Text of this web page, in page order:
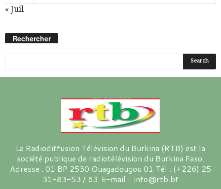
« Juil
Rechercher
La Radiodiffusion Télévision du Burkina (RTB) est la
société publique de radiotélévision du Burkina Faso.
Adresse : 01 BP 2530 Ouagadougou 01 Tél : (+226) 25
31-83-53 / 63 E-mail : info@rtb.bf